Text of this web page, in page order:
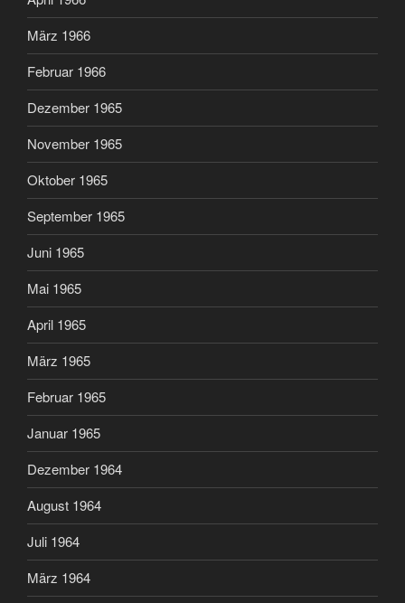
März 1966
Februar 1966
Dezember 1965
November 1965
Oktober 1965
September 1965
Juni 1965
Mai 1965
April 1965
März 1965
Februar 1965
Januar 1965
Dezember 1964
August 1964
Juli 1964
März 1964